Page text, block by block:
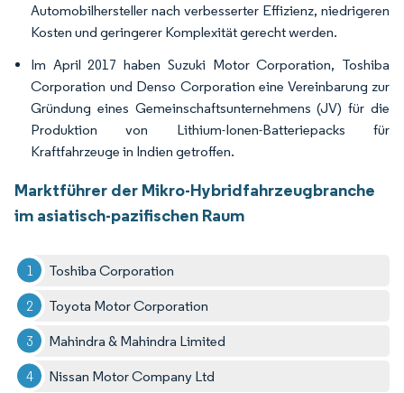
Automobilhersteller nach verbesserter Effizienz, niedrigeren
Kosten und geringerer Komplexität gerecht werden.
Im April 2017 haben Suzuki Motor Corporation, Toshiba
Corporation und Denso Corporation eine Vereinbarung zur
Gründung eines Gemeinschaftsunternehmens (JV) für die
Produktion von Lithium-Ionen-Batteriepacks für
Kraftfahrzeuge in Indien getroffen.
Marktführer der Mikro-Hybridfahrzeugbranche
im asiatisch-pazifischen Raum
Toshiba Corporation
Toyota Motor Corporation
Mahindra & Mahindra Limited
Nissan Motor Company Ltd